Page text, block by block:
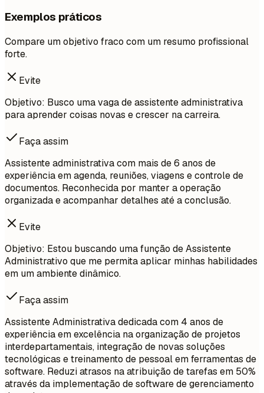
Exemplos práticos
Compare um objetivo fraco com um resumo profissional
forte.
Evite
Objetivo: Busco uma vaga de assistente administrativa
para aprender coisas novas e crescer na carreira.
Faça assim
Assistente administrativa com mais de 6 anos de
experiência em agenda, reuniões, viagens e controle de
documentos. Reconhecida por manter a operação
organizada e acompanhar detalhes até a conclusão.
Evite
Objetivo: Estou buscando uma função de Assistente
Administrativo que me permita aplicar minhas habilidades
em um ambiente dinâmico.
Faça assim
Assistente Administrativa dedicada com 4 anos de
experiência em excelência na organização de projetos
interdepartamentais, integração de novas soluções
tecnológicas e treinamento de pessoal em ferramentas de
software. Reduzi atrasos na atribuição de tarefas em 50%
através da implementação de software de gerenciamento